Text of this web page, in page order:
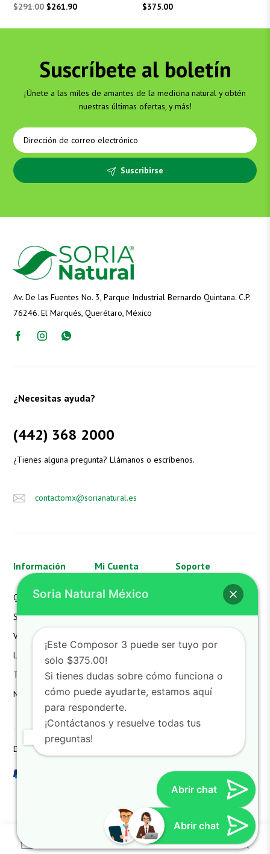
$291.00 El
$291.00.
$261.90El
$261.90.
$375.00
Suscríbete al boletín
¡Únete a las miles de amantes de la medicina natural y obtén
nuestras últimas ofertas, y más!
Suscribirse
Av. De las Fuentes No. 3, Parque Industrial Bernardo Quintana. C.P.
76246. El Marqués, Querétaro, México
¿Necesitas ayuda?
(442) 368 2000
¿Tienes alguna pregunta? Llámanos o escríbenos.
contactomx@sorianatural.es
Información
Quienes Somos
SN México
Valores
Laboratorio
Términos
Noticias
Mi Cuenta
Mi Cuenta
Mis Pedidos
Devoluciones
Detalles de la Cuenta
Lista de Deseos
Soporte
Aviso de Privacidad
FAQS
Derechos reservados SoriaNatural SN. All Rights Reserved
Soria Natural México
¡Este Composor 3 puede ser tuyo por
solo $375.00!
Si tienes dudas sobre cómo funciona o
cómo puede ayudarte, estamos aquí
para responderte.
¡Contáctanos y resuelve todas tus
preguntas!
Abrir chat
Doctor Guillermo López
Terapéutica homeopática -